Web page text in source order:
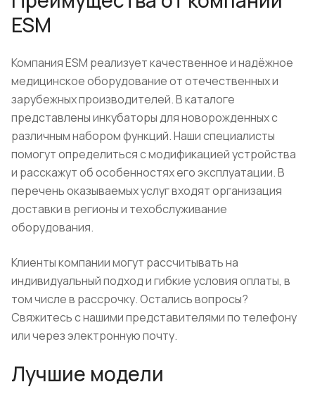
ESM
Компания ESM реализует качественное и надёжное
медицинское оборудование от отечественных и
зарубежных производителей. В каталоге
представлены инкубаторы для новорожденных с
различным набором функций. Наши специалисты
помогут определиться с модификацией устройства
и расскажут об особенностях его эксплуатации. В
перечень оказываемых услуг входят организация
доставки в регионы и техобслуживание
оборудования.
Клиенты компании могут рассчитывать на
индивидуальный подход и гибкие условия оплаты, в
том числе в рассрочку. Остались вопросы?
Свяжитесь с нашими представителями по телефону
или через электронную почту.
Лучшие модели